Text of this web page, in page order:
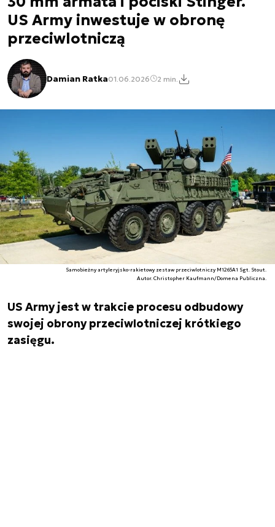
US Army inwestuje w obronę
przeciwlotniczą
Damian Ratka01.06.2026 2 min.
Samobieżny artyleryjsko-rakietowy zestaw przeciwlotniczy M1265A1 Sgt. Stout.
Autor. Christopher Kaufmann/Domena Publiczna.
US Army jest w trakcie procesu odbudowy
swojej obrony przeciwlotniczej krótkiego
zasięgu.